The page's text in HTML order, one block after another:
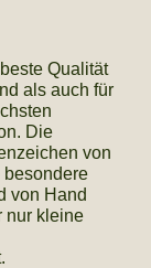
Qualität
als auch für
Die
von
besondere
von Hand
nur kleine